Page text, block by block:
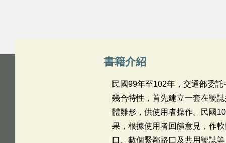
書籍介紹
民國99年至102年，交通部委
幾合特性，首先建立一套在號
體雛形，供使用者操作。民國
果，根據使用者回饋意見，作
口、數個緊鄰路口及共用號誌